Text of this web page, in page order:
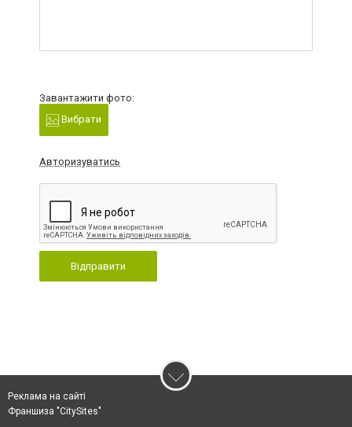
Завантажити фото:
Вибрати
Авторизуватись
Відправити
Реклама на сайті
Франшиза "CitySites"